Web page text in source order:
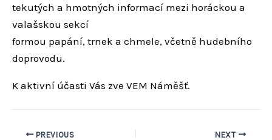
tekutých a hmotných informací mezi horáckou a
valašskou sekcí
formou papání, trnek a chmele, včetně hudebního
doprovodu.
K aktivní účasti Vás zve VEM Náměšť.
PREVIOUS NEXT